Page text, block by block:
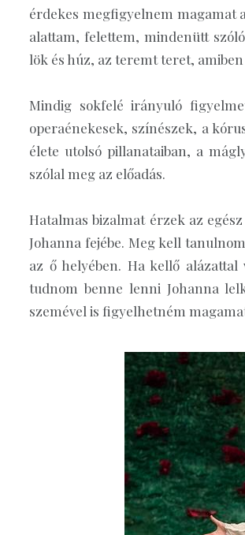
érdekes megfigyelnem magamat
alattam, felettem, mindenütt
lök és húz, az teremt teret,
Mindig sokfelé irányuló
operaénekesek, színészek, a
élete utolsó pillanataiban, a
szólal meg az előadás.
Hatalmas bizalmat érzek az
Johanna fejébe. Meg kell
az ő helyében. Ha kellő
tudnom benne lenni Johanna
szemével is figyelhetném